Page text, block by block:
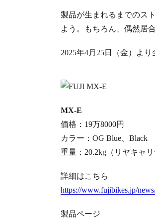
製品が生まれるまでのス
よう。もちろん、偶然居
2025年4月25日（金）よ
MX-E
価格：19万8000円
カラー：OG Blue、Black
重量：20.2kg（リヤキャ
詳細はこちら
https://www.fujibikes.jp/
製品ページ